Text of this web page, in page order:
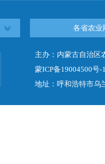
各省农业
主办：内蒙古自治
蒙ICP备19004500号-
地址：呼和浩特市